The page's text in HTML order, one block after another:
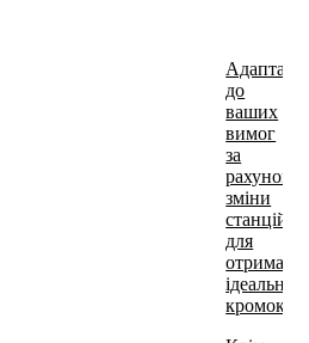
Адаптація
до
ваших
вимог
за
рахунок
зміни
станцій
для
ідеальних
кромок